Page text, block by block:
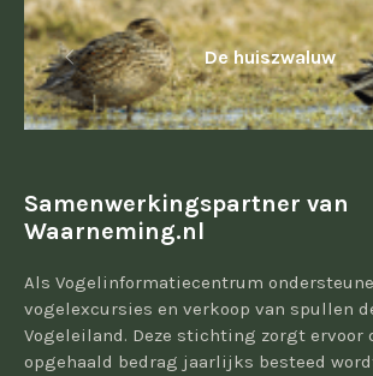
De huiszwaluw
Samenwerkingspartner van
Waarneming.nl
Als Vogelinformatiecentrum
vogelexcursies en verkoop van spullen
Vogeleiland. Deze stichting zorgt ervoor
opgehaald bedrag jaarlijks besteed